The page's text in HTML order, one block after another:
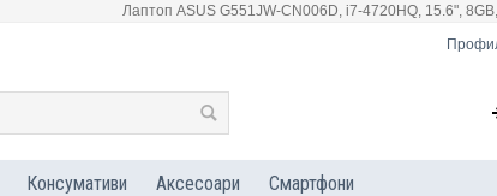
Лаптоп ASUS G551JW-CN006D, i7-4720HQ, 15.6",
Консумативи Аксесоари Смартфони